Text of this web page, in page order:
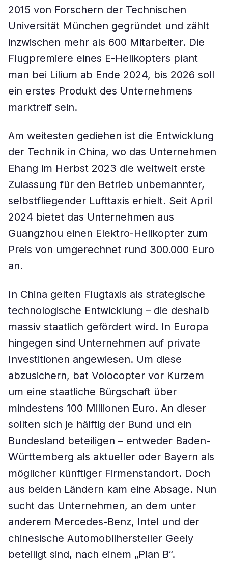
2015 von Forschern der Technischen
Universität München gegründet und zählt
inzwischen mehr als 600 Mitarbeiter. Die
Flugpremiere eines E-Helikopters plant
man bei Lilium ab Ende 2024, bis 2026 soll
ein erstes Produkt des Unternehmens
marktreif sein.
Am weitesten gediehen ist die Entwicklung
der Technik in China, wo das Unternehmen
Ehang im Herbst 2023 die weltweit erste
Zulassung für den Betrieb unbemannter,
selbstfliegender Lufttaxis erhielt. Seit April
2024 bietet das Unternehmen aus
Guangzhou einen Elektro-Helikopter zum
Preis von umgerechnet rund 300.000 Euro
an.
In China gelten Flugtaxis als strategische
technologische Entwicklung – die deshalb
massiv staatlich gefördert wird. In Europa
hingegen sind Unternehmen auf private
Investitionen angewiesen. Um diese
abzusichern, bat Volocopter vor Kurzem
um eine staatliche Bürgschaft über
mindestens 100 Millionen Euro. An dieser
sollten sich je hälftig der Bund und ein
Bundesland beteiligen – entweder Baden-
Württemberg als aktueller oder Bayern als
möglicher künftiger Firmenstandort. Doch
aus beiden Ländern kam eine Absage. Nun
sucht das Unternehmen, an dem unter
anderem Mercedes-Benz, Intel und der
chinesische Automobilhersteller Geely
beteiligt sind, nach einem „Plan B“.